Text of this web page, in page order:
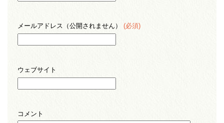
メールアドレス（公開されません） (必須)
ウェブサイト
コメント